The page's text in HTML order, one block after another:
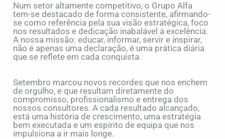
Num setor altamente competitivo, o Grupo Alfa
tem-se destacado de forma consistente, afirmando-
se como referência pela sua visão estratégica, foco
nos resultados e dedicação inabalável à excelência.
A nossa missão: educar, informar, servir e inspirar,
não é apenas uma declaração, é uma prática diária
que se reflete em cada conquista.
Setembro marcou novos recordes que nos enchem
de orgulho, e que resultam diretamente do
compromisso, profissionalismo e entrega dos
nossos consultores. A cada resultado alcançado,
está uma história de crescimento, uma estratégia
bem executada e um espírito de equipa que nos
impulsiona a ir mais longe.